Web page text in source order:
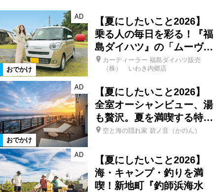
おでかけ
AD
【夏にしたいこと2026】
乗る人の毎日を彩る！『福
島ダイハツ』の「ムーヴ…
カーディーラー 福島ダイハツ販売
（株） いわき内郷店
おでかけ
AD
【夏にしたいこと2026】
全室オーシャンビュー、湯
も贅沢。夏を満喫する特…
空と海の隠れ家 碧ノ音（かのん）
AD
【夏にしたいこと2026】
海・キャンプ・釣りを満
喫！新地町『釣師浜海水